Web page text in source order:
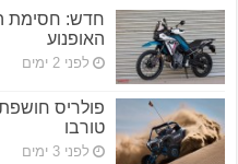
חדש: חסימת
האופנוע
לפני 2 ימים
טורבו
לפני 3 ימים